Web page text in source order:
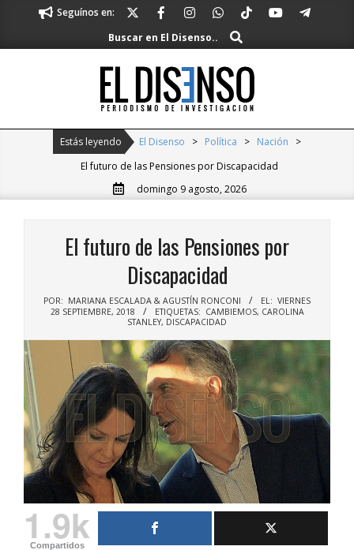
content
Seguínos en:
Buscar en El Disenso..
Buscar
El
Disenso
Navigation
Estás leyendo El Disenso > Política > Nación
>
El futuro de las Pensiones por Discapacidad
domingo 9 agosto, 2026
El futuro de las Pensiones por
Discapacidad
POR: MARIANA ESCALADA & AGUSTÍN RONCONI EL: VIERNES
28 SEPTIEMBRE, 2018
ETIQUETAS: CAMBIEMOS, CAROLINA
STANLEY, DISCAPACIDAD
1.9k
Compartidos